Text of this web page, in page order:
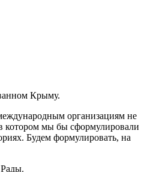
Крыму.
организациям не
котором мы бы сформулировали
Будем формулировать, на